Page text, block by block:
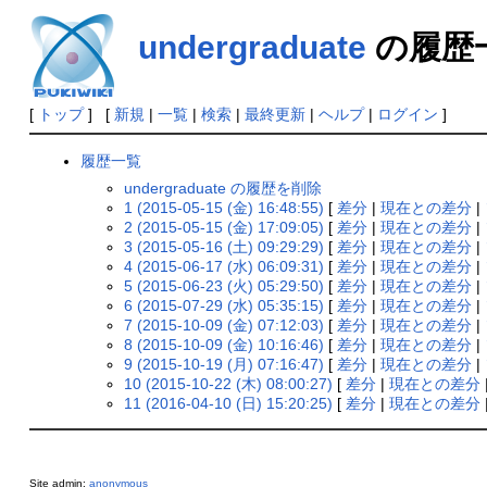
undergraduate の履歴
[ トップ] [ 新規 | 一覧| 検索| 最終更新| ヘルプ| ログイン ]
履歴一覧
undergraduate の履歴を削除
1 (2015-05-15 (金) 16:48:55) [ 差分 |現在との差分 |
2 (2015-05-15 (金) 17:09:05) [ 差分 |現在との差分 |
3 (2015-05-16 (土) 09:29:29) [ 差分 |現在との差分 |
4 (2015-06-17 (水) 06:09:31) [ 差分 |現在との差分 |
5 (2015-06-23 (火) 05:29:50) [ 差分 |現在との差分 |
6 (2015-07-29 (水) 05:35:15) [ 差分 |現在との差分 |
7 (2015-10-09 (金) 07:12:03) [ 差分 |現在との差分 |
8 (2015-10-09 (金) 10:16:46) [ 差分 |現在との差分 |
9 (2015-10-19 (月) 07:16:47) [ 差分 |現在との差分 |
10 (2015-10-22 (木) 08:00:27) [ 差分 |現在との差分 |
11 (2016-04-10 (日) 15:20:25) [ 差分 |現在との差分 |
Site admin: anonymous